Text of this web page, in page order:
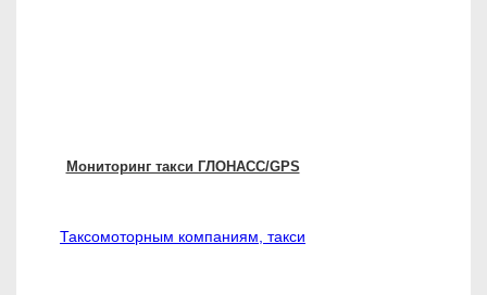
Мониторинг такси ГЛОНАСС/GPS
Таксомоторным компаниям, такси